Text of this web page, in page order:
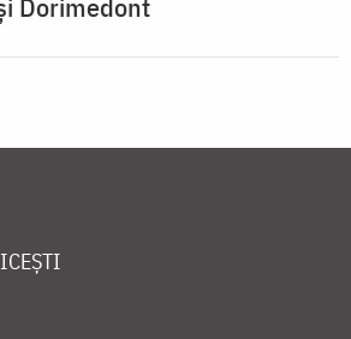
Dorimedont